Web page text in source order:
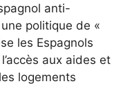
anti-
politique de «
les Espagnols
aux aides et
logements